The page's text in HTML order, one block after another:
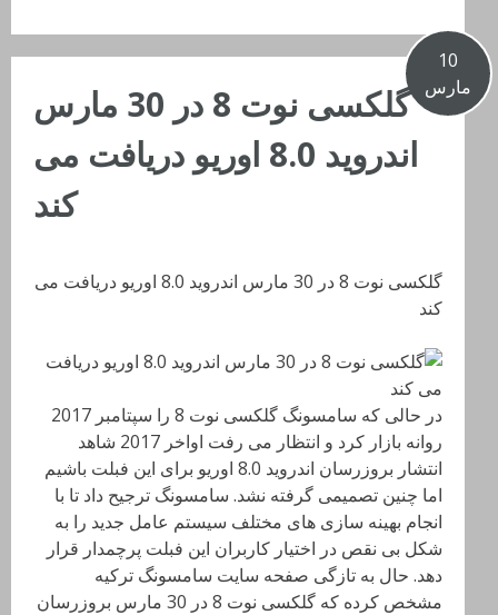
10
مارس
گلکسی نوت 8 در 30 مارس
اندروید 8.0 اوریو دریافت می
کند
گلکسی نوت 8 در 30 مارس اندروید 8.0 اوریو دریافت می
کند
در حالی که سامسونگ گلکسی نوت 8 را سپتامبر 2017
روانه بازار کرد و انتظار می رفت اواخر 2017 شاهد
انتشار بروزرسان اندروید 8.0 اوریو برای این فبلت باشیم
اما چنین تصمیمی گرفته نشد. سامسونگ ترجیح داد تا با
انجام بهینه سازی های مختلف سیستم عامل جدید را به
شکل بی نقص در اختیار کاربران این فبلت پرچمدار قرار
دهد. حال به تازگی صفحه سایت سامسونگ ترکیه
مشخص کرده که گلکسی نوت 8 در 30 مارس بروزرسان